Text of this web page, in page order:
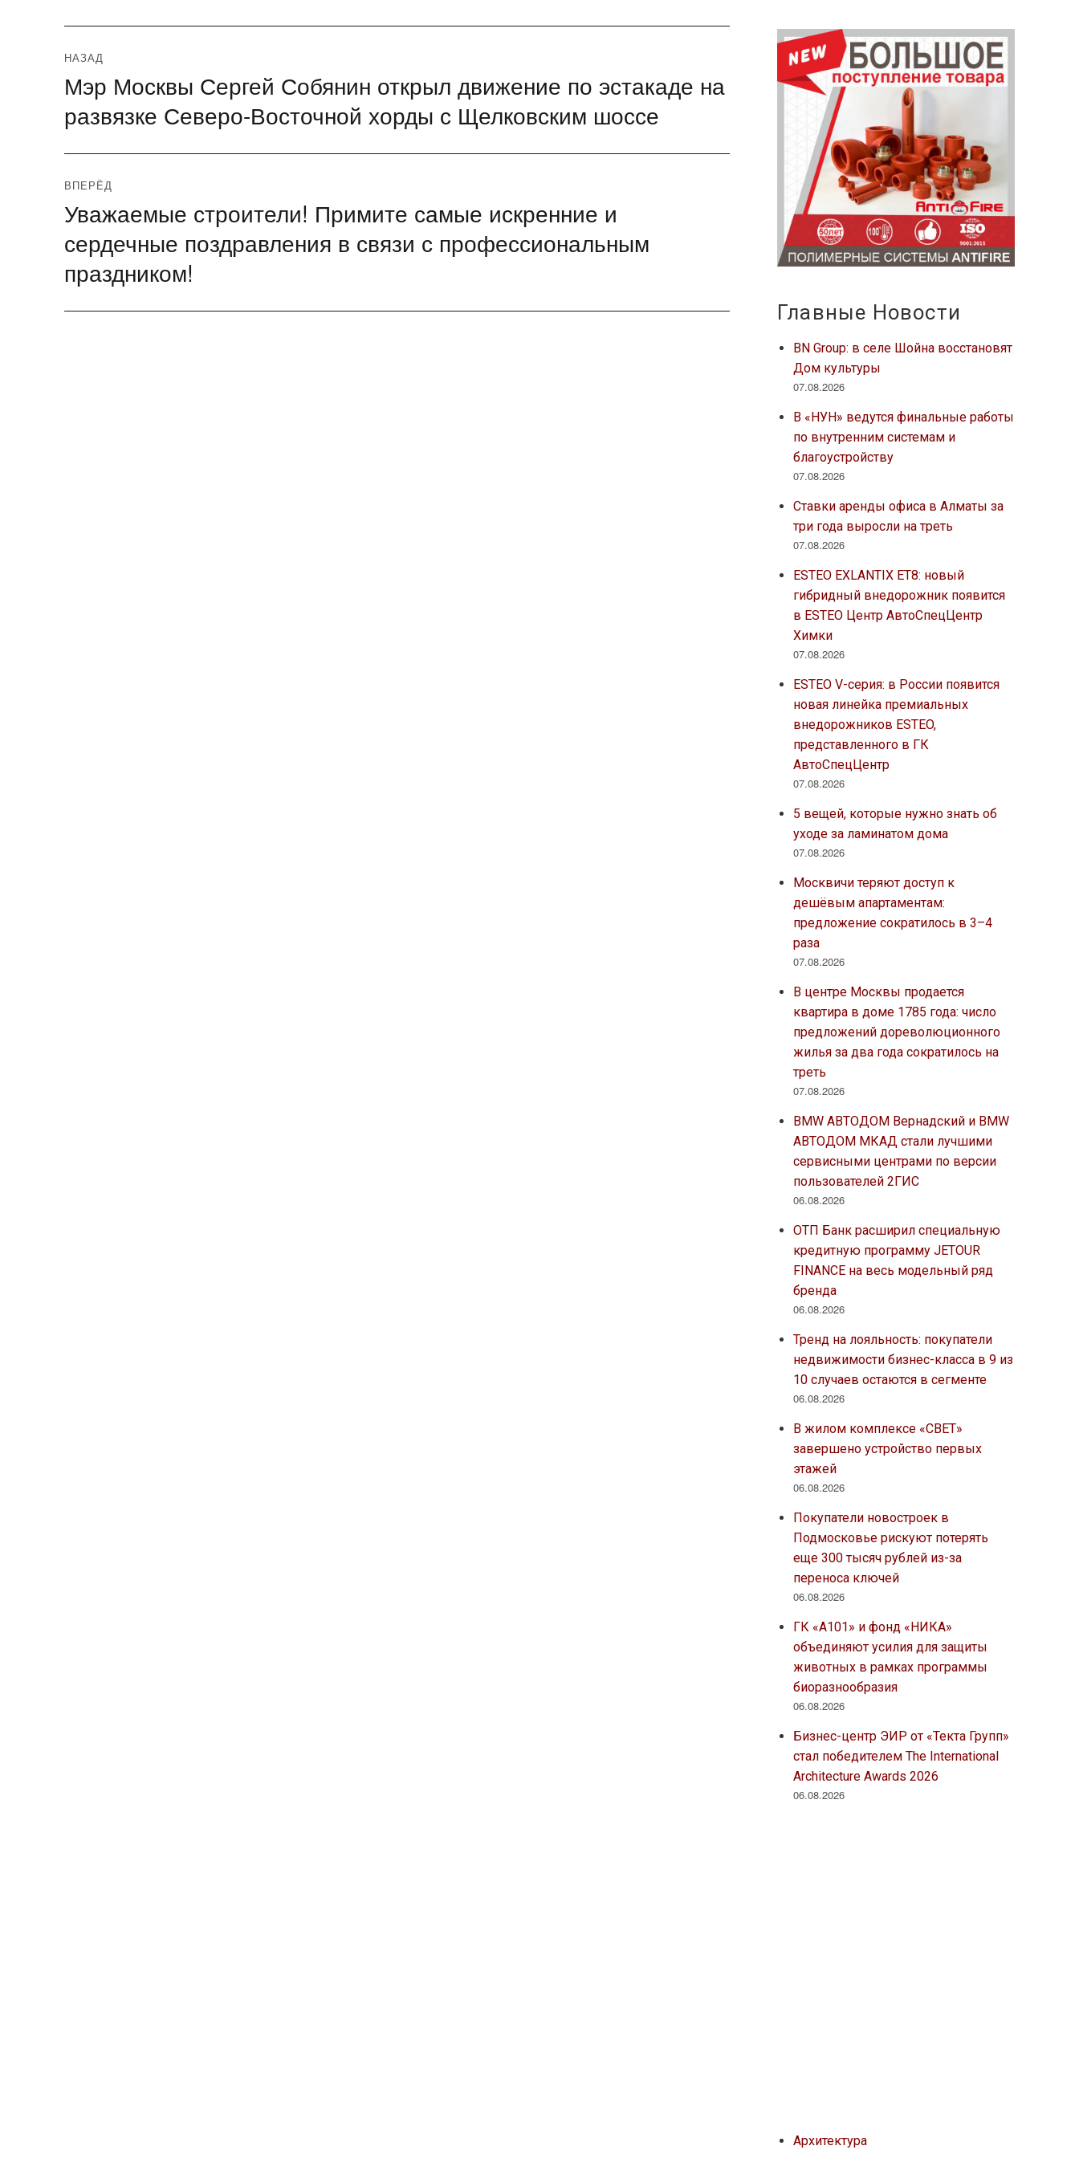
Навигация
по
записям
НАЗАД
Предыдущая
запись:
Мэр Москвы Сергей Собянин открыл движение по эстакаде на
развязке Северо-Восточной хорды с Щелковским шоссе
ВПЕРЁД
Следующая
Уважаемые строители! Примите самые искренние и
сердечные поздравления в связи с профессиональным
праздником!
Главные Новости
BN Group: в селе Шойна восстановят
Дом культуры
07.08.2026
В «НУН» ведутся финальные работы
по внутренним системам и
благоустройству
07.08.2026
Ставки аренды офиса в Алматы за
три года выросли на треть
07.08.2026
ESTEO EXLANTIX ET8: новый
гибридный внедорожник появится
в ESTEO Центр АвтоСпецЦентр
Химки
07.08.2026
ESTEO V-серия: в России появится
новая линейка премиальных
внедорожников ESTEO,
представленного в ГК
АвтоСпецЦентр
07.08.2026
5 вещей, которые нужно знать об
уходе за ламинатом дома
07.08.2026
Москвичи теряют доступ к
дешёвым апартаментам:
предложение сократилось в 3–4
раза
07.08.2026
В центре Москвы продается
квартира в доме 1785 года: число
предложений дореволюционного
жилья за два года сократилось на
треть
07.08.2026
BMW АВТОДОМ Вернадский и BMW
АВТОДОМ МКАД стали лучшими
сервисными центрами по версии
пользователей 2ГИС
06.08.2026
ОТП Банк расширил специальную
кредитную программу JETOUR
FINANCE на весь модельный ряд
бренда
06.08.2026
Тренд на лояльность: покупатели
недвижимости бизнес-класса в 9 из
10 случаев остаются в сегменте
06.08.2026
В жилом комплексе «СВЕТ»
завершено устройство первых
этажей
06.08.2026
Покупатели новостроек в
Подмосковье рискуют потерять
еще 300 тысяч рублей из-за
переноса ключей
06.08.2026
ГК «А101» и фонд «НИКА»
объединяют усилия для защиты
животных в рамках программы
биоразнообразия
06.08.2026
Бизнес-центр ЭИР от «Текта Групп»
стал победителем The International
Architecture Awards 2026
06.08.2026
Архитектура